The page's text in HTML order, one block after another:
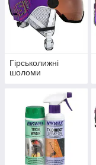
Гірськолижні
шоломи